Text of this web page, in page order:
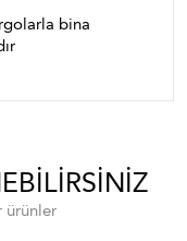
bina
ürünler